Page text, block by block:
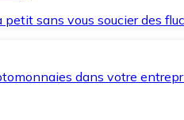
sans vous soucier des
dans votre